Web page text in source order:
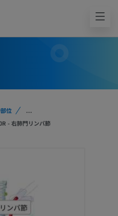
位
...
- 右肺門リンパ節